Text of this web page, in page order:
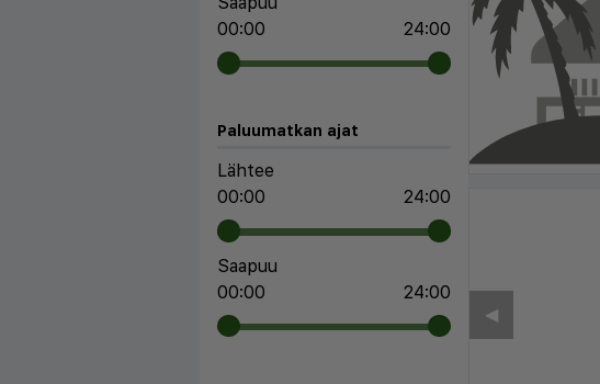
00:00
24:00
Paluumatkan ajat
Lähtee
00:00
24:00
Saapuu
00:00
24:00
◀︎